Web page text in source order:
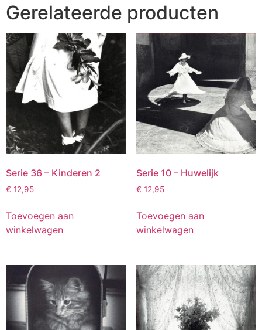
Gerelateerde producten
Serie 36 – Kinderen 2
€ 12,95
Toevoegen aan
winkelwagen
Serie 10 – Huwelijk
€ 12,95
Toevoegen aan
winkelwagen